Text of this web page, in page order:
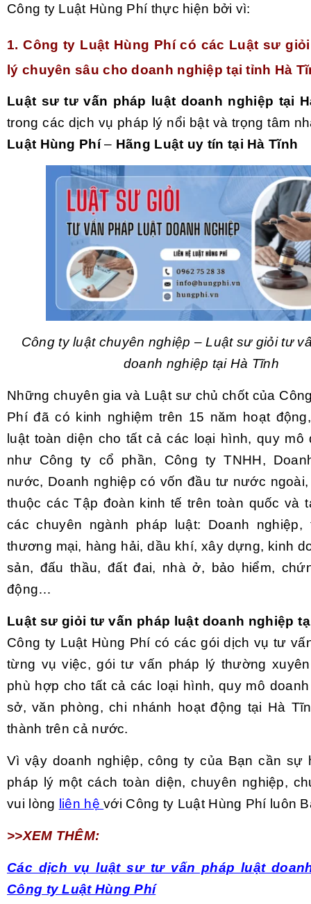
Công ty Luật Hùng Phí thực hiện bởi vì:
1. Công ty Luật Hùng Phí có các Luật sư
lý chuyên sâu cho doanh nghiệp tại tỉnh Hà
Luật sư tư vấn pháp luật doanh nghiệp tại
trong các dịch vụ pháp lý nổi bật và trọng tâm
Luật Hùng Phí– Hãng Luật uy tín tại Hà Tĩnh
Công ty luật chuyên nghiệp – Luật sư giỏi tư
doanh nghiệp tại Hà Tĩnh
Những chuyên gia và Luật sư chủ chốt của
Phí đã có kinh nghiệm trên 15 năm hoạt
luật toàn diện cho tất cả các loại hình, quy mô
như Công ty cổ phần, Công ty TNHH,
nước, Doanh nghiệp có vốn đầu tư nước
thuộc các Tập đoàn kinh tế trên toàn quốc và
các chuyên ngành pháp luật: Doanh nghiệp,
thương mại, hàng hải, dầu khí, xây dựng, kinh
sản, đấu thầu, đất đai, nhà ở, bảo hiểm,
động…
Luật sư giỏi tư vấn pháp luật doanh nghiệp
Công ty Luật Hùng Phí có các gói dịch vụ tư
từng vụ việc, gói tư vấn pháp lý thường
phù hợp cho tất cả các loại hình, quy mô
sở, văn phòng, chi nhánh hoạt động tại Hà
thành trên cả nước.
Vì vậy doanh nghiệp, công ty của Bạn cần sự
pháp lý một cách toàn diện, chuyên nghiệp,
vui lòng liên hệ với Công ty Luật Hùng Phí luôn
>>XEM THÊM:
Các dịch vụ luật sư tư vấn pháp luật
Công ty Luật Hùng Phí